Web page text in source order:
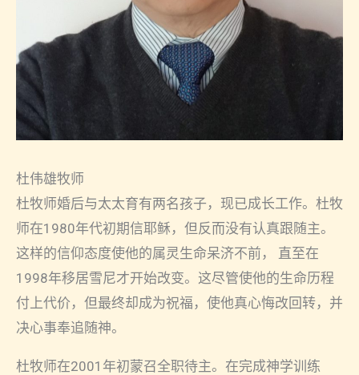
杜伟雄牧师
杜牧师婚后与太太育有两名孩子，现已成长工作。杜牧
师在1980年代初期信耶稣，但反而没有认真跟随主。
这样的信仰态度使他的属灵生命呆济不前， 直至在
1998年移居雪尼才开始改变。这尽管使他的生命历程
付上代价，但最终却成为祝福，使他真心悔改回转，并
决心事奉追随神。
杜牧师在2001年初蒙召全职待主。在完成神学训练